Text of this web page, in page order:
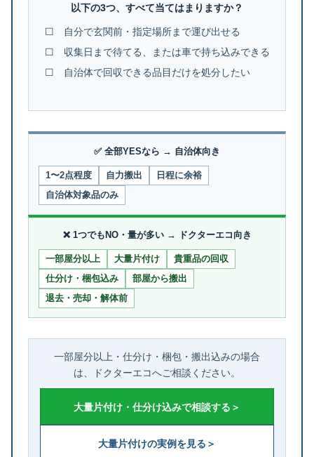
以下の3つ、すべて当てはまりますか？
☐ 自分で玄関前・指定場所まで運び出せる
☐ 収集日まで待てる、または車で持ち込みできる
☐ 自治体で回収できる品目だけを処分したい
✅ 全部YESなら → 自治体向き
1〜2点程度 自力搬出
日程に余裕
自治体対象品のみ
❌ 1つでもNO・量が多い → ドクターエコ向き
一部屋分以上 大量片付け
貴重品の回収
仕分け・梱包込み
部屋から搬出
退去・売却・解体前
一部屋分以上・仕分け・梱包・搬出込みの場合
は、ドクターエコへご相談ください。
大量片付け・仕分け込みで相談する＞
大量片付けの実例を見る＞